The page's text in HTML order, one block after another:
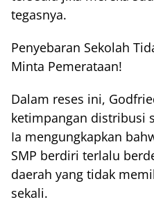
tegasnya.
Penyebaran Sekolah
Minta Pemerataan!
Dalam reses ini,
ketimpangan distribusi
Ia mengungkapkan
SMP berdiri terlalu
daerah yang tidak
sekali.